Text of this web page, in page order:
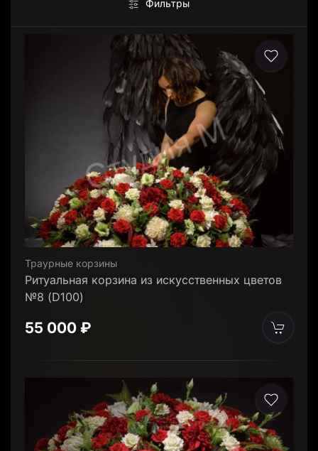
Фильтры
Траурные корзины
Ритуальная корзина из искусственных цветов
№8 (D100)
55 000 ₽